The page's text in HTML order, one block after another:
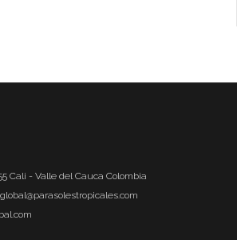
Cali - Valle del Cauca Colombia